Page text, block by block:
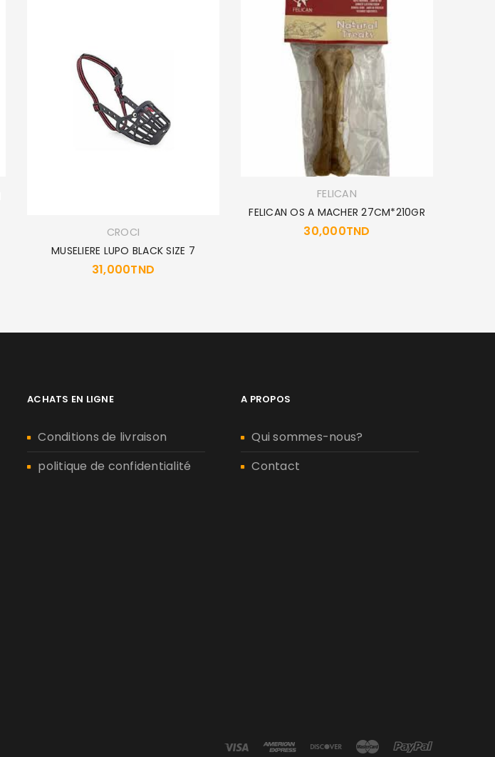
Se souvenir de moi
CROCI
MUSELIERE LUPO BLACK SIZE 7
31,000TND
FELICAN
FELICAN OS A MACHER 27CM*210GR
30,000TND
ACHATS EN LIGNE
Conditions de livraison
politique de confidentialité
A PROPOS
Qui sommes-nous?
Contact